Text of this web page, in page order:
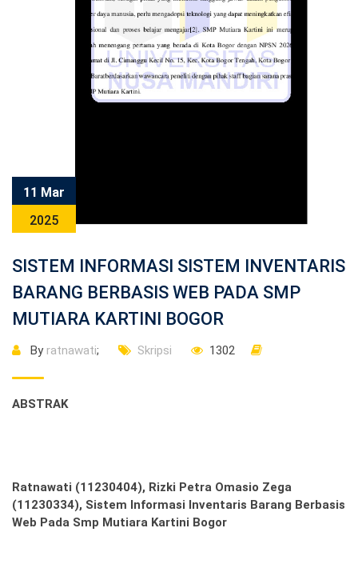
11 Mar
2025
SISTEM INFORMASI SISTEM INVENTARIS
BARANG BERBASIS WEB PADA SMP
MUTIARA KARTINI BOGOR
By ratnawati; Skripsi 1302
ABSTRAK
Ratnawati (11230404), Rizki Petra Omasio Zega
(11230334), Sistem Informasi Inventaris Barang Berbasis
Web Pada Smp Mutiara Kartini Bogor